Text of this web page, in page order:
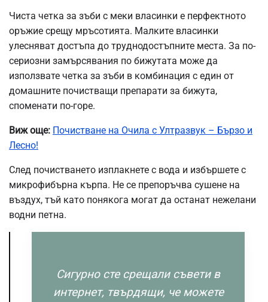
Чиста четка за зъби с меки власинки е перфектното
оръжие срещу мръсотията. Малките власинки
улесняват достъпа до труднодостъпните места. За по-
сериозни замърсявания по бижутата може да
използвате четка за зъби в комбинация с един от
домашните почистващи препарати за бижута,
споменати по-горе.
Виж още: Почистване на Очила с Ултразвук – Бързо и
Лесно!
След почистването изплакнете с вода и избършете с
микрофибърна кърпа. Не се препоръчва сушене на
въздух, тъй като понякога могат да останат нежелани
водни петна.
Сигурно сте срещали съвети в
интернет, твърдящи, че можете